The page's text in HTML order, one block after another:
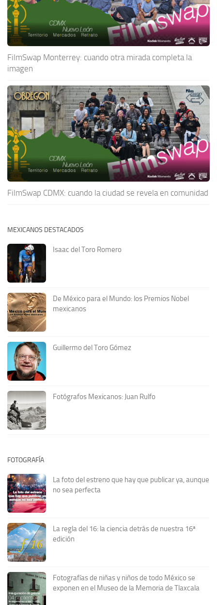
FilmSwap Monterrey: cuando otra mirada completa la
imagen
FilmSwap CDMX: cuando la ciudad se revela en comunidad
MEXICANOS DESTACADOS
Isaac del Toro Romero
De México para el Mundo: los Premios Nobel
mexicanos
Guillermo del Toro Gómez
Fotógrafos Mexicanos: Juan Rulfo
FOTOGRAFÍA
La foto del estreno que hay que publicar ya, aunque
no sea perfecta
La regla del 16: la ciencia detrás de nuestra 16ª
edición
Fotografías de niñas y niños de todo México se
exponen en el Museo de la Memoria de Tlaxcala